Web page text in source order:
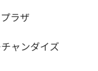
ラザ
ャンダイズ